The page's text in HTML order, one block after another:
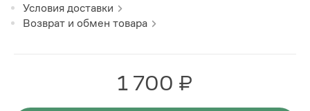
Условия доставки
Возврат и обмен товара
1 700 ₽